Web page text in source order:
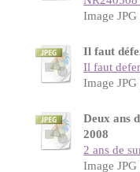
Image
Il faut
Il faut
Image
Deux ans
2008
2 ans de
Image